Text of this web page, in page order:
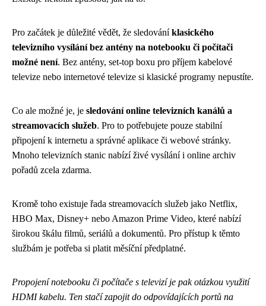
Pro začátek je důležité vědět, že sledováníklasického
televizního vysílání bez antény na notebooku či počítači
možné není. Bez antény, set-top boxu pro příjem kabelové
televize nebo internetové televize si klasické programy nepustíte.
Co ale možné je, je sledování online televizních kanálů a
streamovacích služeb. Pro to potřebujete pouze stabilní
připojení k internetu a správné aplikace či webové stránky.
Mnoho televizních stanic nabízí živé vysílání i online archiv
pořadů zcela zdarma.
Kromě toho existuje řada streamovacích služeb jako Netflix,
HBO Max, Disney+ nebo Amazon Prime Video, které nabízí
širokou škálu filmů, seriálů a dokumentů. Pro přístup k těmto
službám je potřeba si platit měsíční předplatné.
Propojení notebooku či počítače s televizí je pak otázkou využití
HDMI kabelu. Ten stačí zapojit do odpovídajících portů na